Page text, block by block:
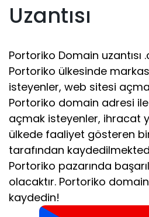
Uzantısı
Portoriko Domain uzantısı
Portoriko ülkesinde
isteyenler, web sitesi
Portoriko domain adresi
açmak isteyenler, ihracat
ülkede faaliyet gösteren
tarafından
Portoriko pazarında
olacaktır. Portoriko
kaydedin!